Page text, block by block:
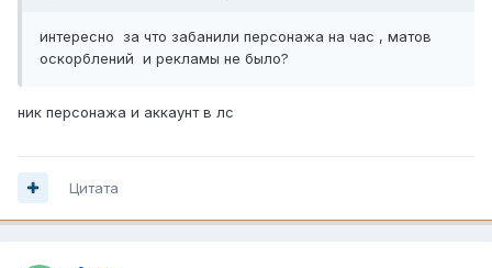
интересно за что забанили персонажа на час , матов
оскорблений и рекламы не было?
ник персонажа и аккаунт в лс
Цитата